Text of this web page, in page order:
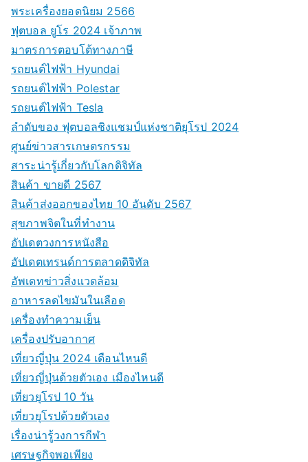
พระเครื่องยอดนิยม 2566
ฟุตบอล ยูโร 2024 เจ้าภาพ
มาตรการตอบโต้ทางภาษี
รถยนต์ไฟฟ้า Hyundai
รถยนต์ไฟฟ้า Polestar
รถยนต์ไฟฟ้า Tesla
ลำดับของ ฟุตบอลชิงแชมป์แห่งชาติยุโรป 2024
ศูนย์ข่าวสารเกษตรกรรม
สาระน่ารู้เกี่ยวกับโลกดิจิทัล
สินค้า ขายดี 2567
สินค้าส่งออกของไทย 10 อันดับ 2567
สุขภาพจิตในที่ทำงาน
อัปเดตวงการหนังสือ
อัปเดตเทรนด์การตลาดดิจิทัล
อัพเดทข่าวสิ่งแวดล้อม
อาหารลดไขมันในเลือด
เครื่องทำความเย็น
เครื่องปรับอากาศ
เที่ยวญี่ปุ่น 2024 เดือนไหนดี
เที่ยวญี่ปุ่นด้วยตัวเอง เมืองไหนดี
เที่ยวยุโรป 10 วัน
เที่ยวยุโรปด้วยตัวเอง
เรื่องน่ารู้วงการกีฬา
เศรษฐกิจพอเพียง